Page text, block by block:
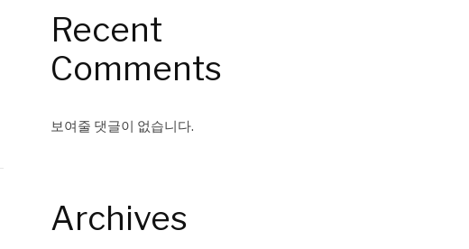
Recent
Comments
보여줄 댓글이 없습니다.
Archives